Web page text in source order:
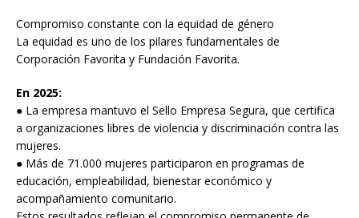
Compromiso constante con la equidad de género
La equidad es uno de los pilares fundamentales de
Corporación Favorita y Fundación Favorita.
En 2025:
● La empresa mantuvo el Sello Empresa Segura, que certifica
a organizaciones libres de violencia y discriminación contra las
mujeres.
● Más de 71.000 mujeres participaron en programas de
educación, empleabilidad, bienestar económico y
acompañamiento comunitario.